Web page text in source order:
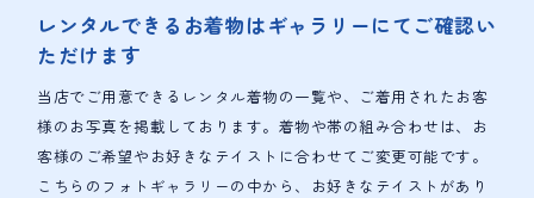
レンタルできるお着物はギャラリーにてご確認い
ただけます
当店でご用意できるレンタル着物の一覧や、ご着用されたお客
様のお写真を掲載しております。着物や帯の組み合わせは、お
客様のご希望やお好きなテイストに合わせてご変更可能です。
こちらのフォトギャラリーの中から、お好きなテイストがあり